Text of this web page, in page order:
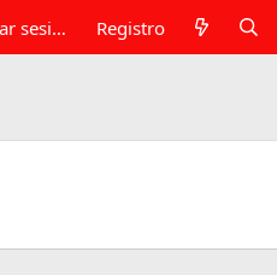
Iniciar sesión Registro